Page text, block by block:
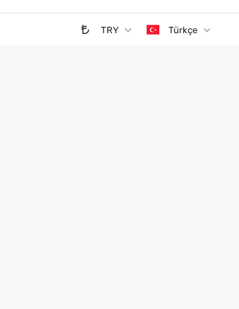
TRY Türkçe